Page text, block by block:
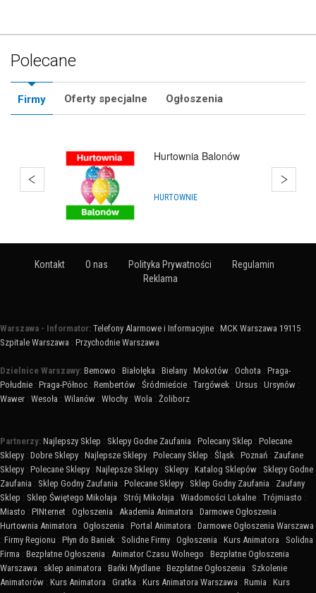
Polecane
Firmy Oferty specjalne Ogłoszenia
Hurtownia Balonów
HURTOWNIE
Kontakt O nas Polityka Prywatności
Regulamin
Reklama
Warszawa - Informator: Telefony Alarmowe i Informacyjne : MCK Warszawa 19115 :
Szpitale Warszawa : Przychodnie Warszawa
Dzielnice Warszawy: Bemowo : Białołęka : Bielany : Mokotów : Ochota : Praga-
Południe : Praga-Północ : Rembertów : Śródmieście : Targówek : Ursus : Ursynów :
Wawer : Wesoła : Wilanów : Włochy : Wola : Żoliborz
Partnerzy: Najlepszy Sklep : Sklepy Godne Zaufania : Polecany Sklep : Polecane
Sklepy : Dobre Sklepy : Najlepsze Sklepy : Polecany Sklep : Śląsk : Poznań : Zaufane
Sklepy : Polecane Sklepy : Najlepsze Sklepy : Sklepy : Katalog Sklepów : Sklepy Godne
Zaufania : Sklep Godny Zaufania : Polecane Sklepy : Sklep Godny Zaufania : Zaufany
Sklep : Sklep Świętego Mikołaja : Strój Mikołaja : Wiadomości Lokalne : Trójmiasto :
Miasto : PINternet : Ogłoszenia : Akademia Animatora : Darmowe Ogłoszenia :
Hurtownia Animatora : Ogłoszenia : Portal Animatora : Darmowe Ogłoszenia Warszawa
: Firmy Regionu : Płyn do Baniek : Solidne Firmy : Ogłoszenia : Kurs Animatora : Solidna
Firma : Bezpłatne Ogłoszenia : Animator Czasu Wolnego : Bezpłatne Ogłoszenia
Warszawa : sklep animatora : Bańki Mydlane : Bezpłatne Ogłoszenia : Szkolenie
Animatorów : Kurs Animatora : Gratka : Kurs Animatora Warszawa : Rumia : Kurs